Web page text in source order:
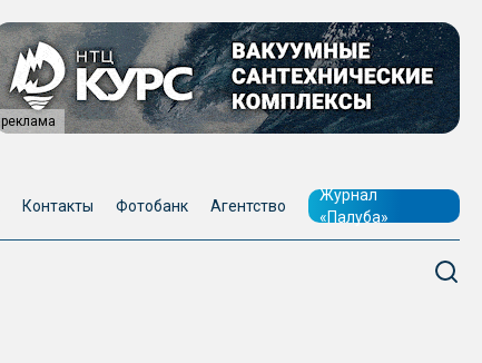
реклама
Контакты Фотобанк Агентство
Журнал
«Палуба»